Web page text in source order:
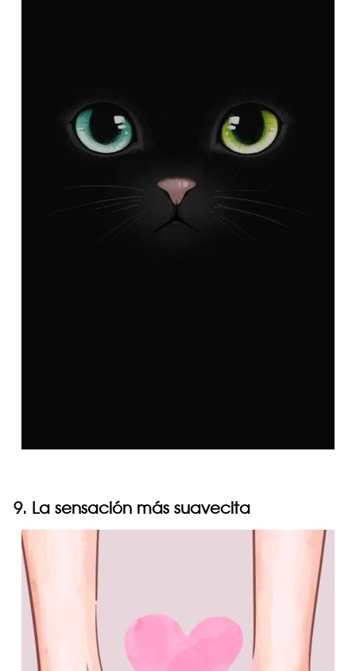
9. La sensación más suavecita